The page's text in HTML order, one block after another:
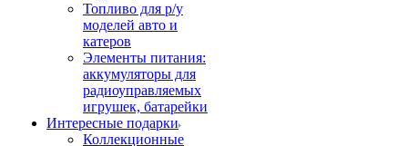
Топливо для р/у
моделей авто и
катеров
Элементы питания:
аккумуляторы для
радиоуправляемых
игрушек, батарейки
Интересные подарки
Коллекционные